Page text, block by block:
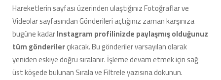
Hareketlerin sayfası üzerinden ulaştığınız Fotoğraflar ve
Videolar sayfasından Gönderileri açtığınız zaman karşınıza
bugüne kadarInstagram profilinizde paylaşmış olduğunuz
tüm gönderilerçıkacak. Bu gönderiler varsayılan olarak
yeniden eskiye doğru sıralanır. İşleme devam etmek için sağ
üst köşede bulunan Sırala ve Filtrele yazısına dokunun.